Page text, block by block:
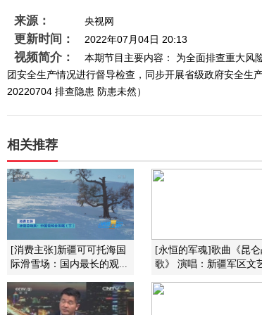
来源： 央视网
更新时间： 2022年07月04日 20:13
视频简介：
本期节目主要内容： 为全面排查重大风
团安全生产情况进行督导检查，同步开展省级政府安全生
20220704 排查隐患 防患未然）
相关推荐
[消费主张]新疆可可托海国
际滑雪场：国内最长的观...
[永恒的军魂]歌曲《昆
歌》 演唱：新疆军区文